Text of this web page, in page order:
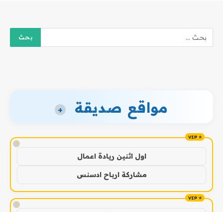
مواقع صديقة +
!
اول اثنين ريادة اعمال
مشاركة ارباح ادسنس
!